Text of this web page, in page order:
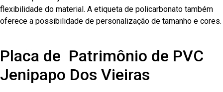
flexibilidade do material. A etiqueta de policarbonato também
oferece a possibilidade de personalização de tamanho e cores.
Placa de Patrimônio de PVC
Jenipapo Dos Vieiras